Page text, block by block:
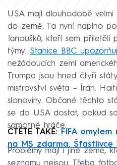
USA mají dlouhodobě
do země. Ta nyní naplno
fanoušků, kteří sem přiletěli
týmy. Stanice BBC
nežádoucích zemí
Trumpa jsou hned čtyři
mistrovství světa – Írán,
slonoviny. Občané těchto
se do USA dostat, pokud
samotné hráče.
ČTĚTE TAKÉ:
FIFA
na MS zdarma.
Problémy mají i jiné země,
seznamu nejsou. Třeba